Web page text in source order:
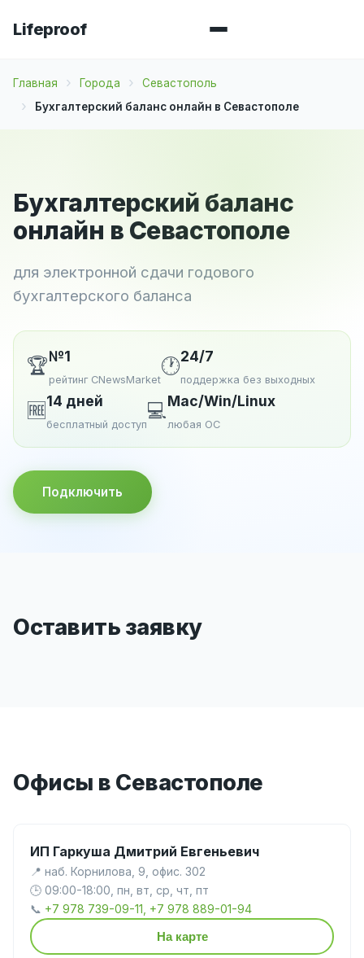
Lifeproof
Главная Города
Севастополь
Бухгалтерский баланс онлайн в Севастополе
Бухгалтерский баланс
онлайн в Севастополе
для электронной сдачи годового
бухгалтерского баланса
🏆№1
рейтинг CNewsMarket
🕐24/7
поддержка без выходных
🆓14 дней
бесплатный доступ
💻Mac/Win/Linux
любая ОС
Подключить
Оставить заявку
Офисы в Севастополе
ИП Гаркуша Дмитрий Евгеньевич
📍 наб. Корнилова, 9, офис. 302
🕒 09:00-18:00, пн, вт, ср, чт, пт
📞 +7 978 739-09-11, +7 978 889-01-94
На карте